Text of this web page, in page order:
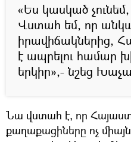
«Ես կասկած չունեմ,
Վստահ եմ, որ
իրավիճակներից,
է ապրելու համար
երկիր»,- նշեց
Նա վստահ է, որ
քաղաքացիները ոչ միայն